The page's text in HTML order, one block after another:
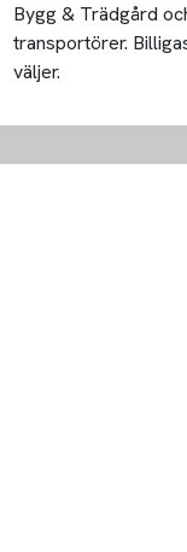
Bygg & Trädgård
transportörer.
väljer.